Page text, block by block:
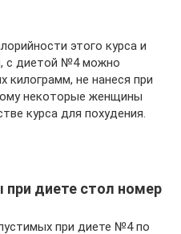
этого курса и
с диетой №4 можно
килограмм, не нанеся при
некоторые женщины
курса для похудения.
диете стол номер
при диете №4 по